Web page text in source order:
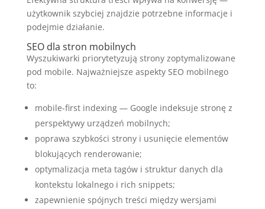
użytkownik szybciej znajdzie potrzebne informacje i
podejmie działanie.
SEO dla stron mobilnych
Wyszukiwarki priorytetyzują strony zoptymalizowane
pod mobile. Najważniejsze aspekty SEO mobilnego
to:
mobile-first indexing — Google indeksuje stronę z
perspektywy urządzeń mobilnych;
poprawa szybkości strony i usunięcie elementów
blokujących renderowanie;
optymalizacja meta tagów i struktur danych dla
kontekstu lokalnego i rich snippets;
zapewnienie spójnych treści między wersjami